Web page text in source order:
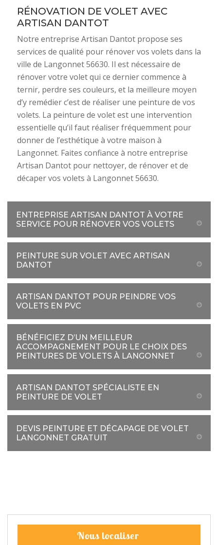
RÉNOVATION DE VOLET AVEC
ARTISAN DANTOT
Notre entreprise Artisan Dantot propose ses
services de qualité pour rénover vos volets dans la
ville de Langonnet 56630. Il est nécessaire de
rénover votre volet qui ce dernier commence à
ternir, perdre ses couleurs, et la meilleure moyen
d’y remédier c’est de réaliser une peinture de vos
volets. La peinture de volet est une intervention
essentielle qu’il faut réaliser fréquemment pour
donner de l’esthétique à votre maison à
Langonnet. Faites confiance à notre entreprise
Artisan Dantot pour nettoyer, de rénover et de
décaper vos volets à Langonnet 56630.
ENTREPRISE ARTISAN DANTOT À VOTRE
SERVICE POUR RÉNOVER VOS VOLETS
PEINTURE SUR VOLET AVEC ARTISAN
DANTOT
ARTISAN DANTOT POUR PEINDRE VOS
VOLETS EN PVC
BÉNÉFICIEZ D’UN MEILLEUR
ACCOMPAGNEMENT POUR LE CHOIX DES
PEINTURES DE VOLETS À LANGONNET
ARTISAN DANTOT SPÉCIALISTE EN
PEINTURE DE VOLET
DEVIS PEINTURE ET DÉCAPAGE DE VOLET
LANGONNET GRATUIT
Nous localiser